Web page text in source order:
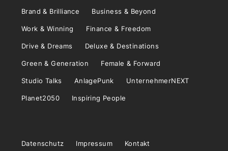
Brand & Brilliance Business & Beyond
Work & Winning Finance & Freedom
Drive & Dreams Deluxe & Destinations
Green & Generation Female & Forward
Studio Talks AnlagePunk UnternehmerNEXT
Planet2050 Inspiring People
Datenschutz Impressum Kontakt